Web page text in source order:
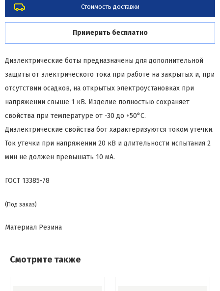
Стоимость доставки
Примерить бесплатно
Диэлектрические боты предназначены для дополнительной
защиты от электрического тока при работе на закрытых и, при
отсутствии осадков, на открытых электроустановках при
напряжении свыше 1 кВ. Изделие полностью сохраняет
свойства при температуре от -30 до +50°С.
Диэлектрические свойства бот характеризуются током утечки.
Ток утечки при напряжении 20 кВ и длительности испытания 2
мин не должен превышать 10 мА.
ГОСТ 13385-78
(Под заказ)
Материал Резина
Смотрите также